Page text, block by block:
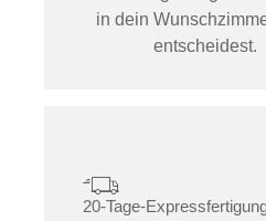
in dein
entscheidest.
20-Tage-